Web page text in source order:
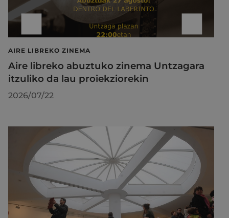
AIRE LIBREKO ZINEMA
Aire libreko abuztuko zinema Untzagara
itzuliko da lau proiekziorekin
2026/07/22